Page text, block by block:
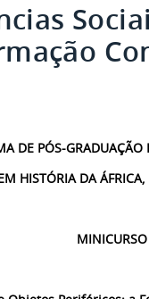
DE PÓS-GRADUAÇÃO
HISTÓRIA DA
MINICURSO